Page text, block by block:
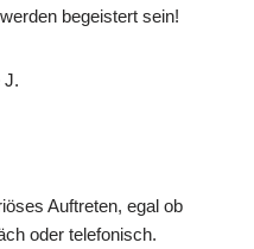
begeistert sein!
J.
Auftreten, egal ob
oder telefonisch.